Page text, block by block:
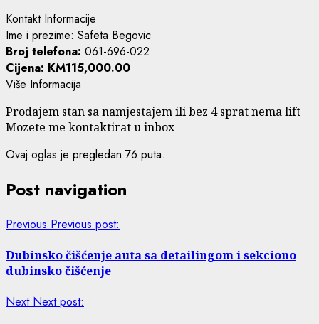
Kontakt Informacije
Ime i prezime: Safeta Begovic
Broj telefona: 061-696-022
Cijena: KM115,000.00
Više Informacija
Prodajem stan sa namjestajem ili bez 4 sprat nema lift
Mozete me kontaktirat u inbox
Ovaj oglas je pregledan 76 puta.
Post navigation
Previous Previous post:
Dubinsko čišćenje auta sa detailingom i sekciono
dubinsko čišćenje
Next Next post: